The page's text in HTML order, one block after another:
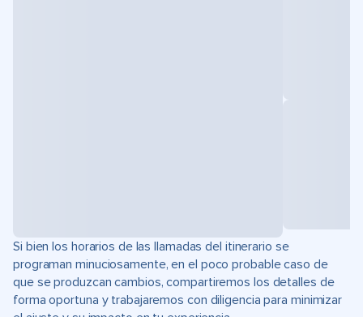
Si bien los horarios de las llamadas del itinerario se
programan minuciosamente, en el poco probable caso de
que se produzcan cambios, compartiremos los detalles de
forma oportuna y trabajaremos con diligencia para minimizar